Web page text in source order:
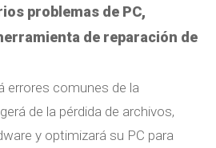
problemas de PC,
de reparación de
errores comunes de la
de la pérdida de archivos,
y optimizará su PC para